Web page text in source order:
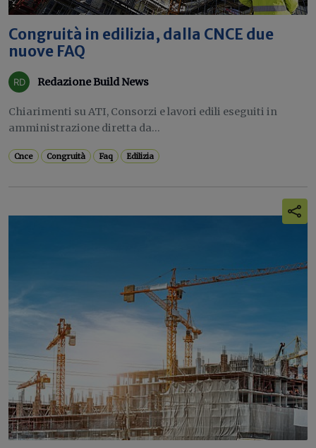
Congruità in edilizia, dalla CNCE due
nuove FAQ
Redazione Build News
Chiarimenti su ATI, Consorzi e lavori edili eseguiti in
amministrazione diretta da...
Cnce Congruità Faq Edilizia